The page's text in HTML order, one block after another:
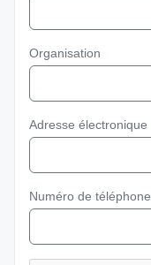
Organisation
Adresse électronique
Numéro de téléphone